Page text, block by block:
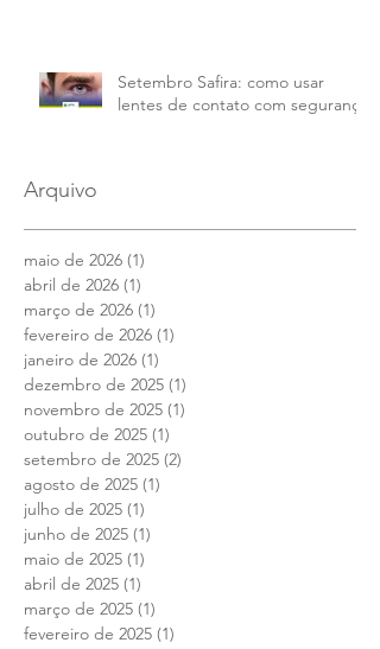
Setembro Safira: como usar
lentes de contato com segurança
Arquivo
maio de 2026 (1)
abril de 2026 (1)
março de 2026 (1)
fevereiro de 2026 (1)
janeiro de 2026 (1)
dezembro de 2025 (1)
novembro de 2025 (1)
outubro de 2025 (1)
setembro de 2025 (2)
agosto de 2025 (1)
julho de 2025 (1)
junho de 2025 (1)
maio de 2025 (1)
abril de 2025 (1)
março de 2025 (1)
fevereiro de 2025 (1)